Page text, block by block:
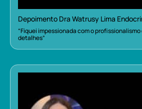
Depoimento Dra Watrusy Lima
“Fiquei impessionada com o
detalhes”